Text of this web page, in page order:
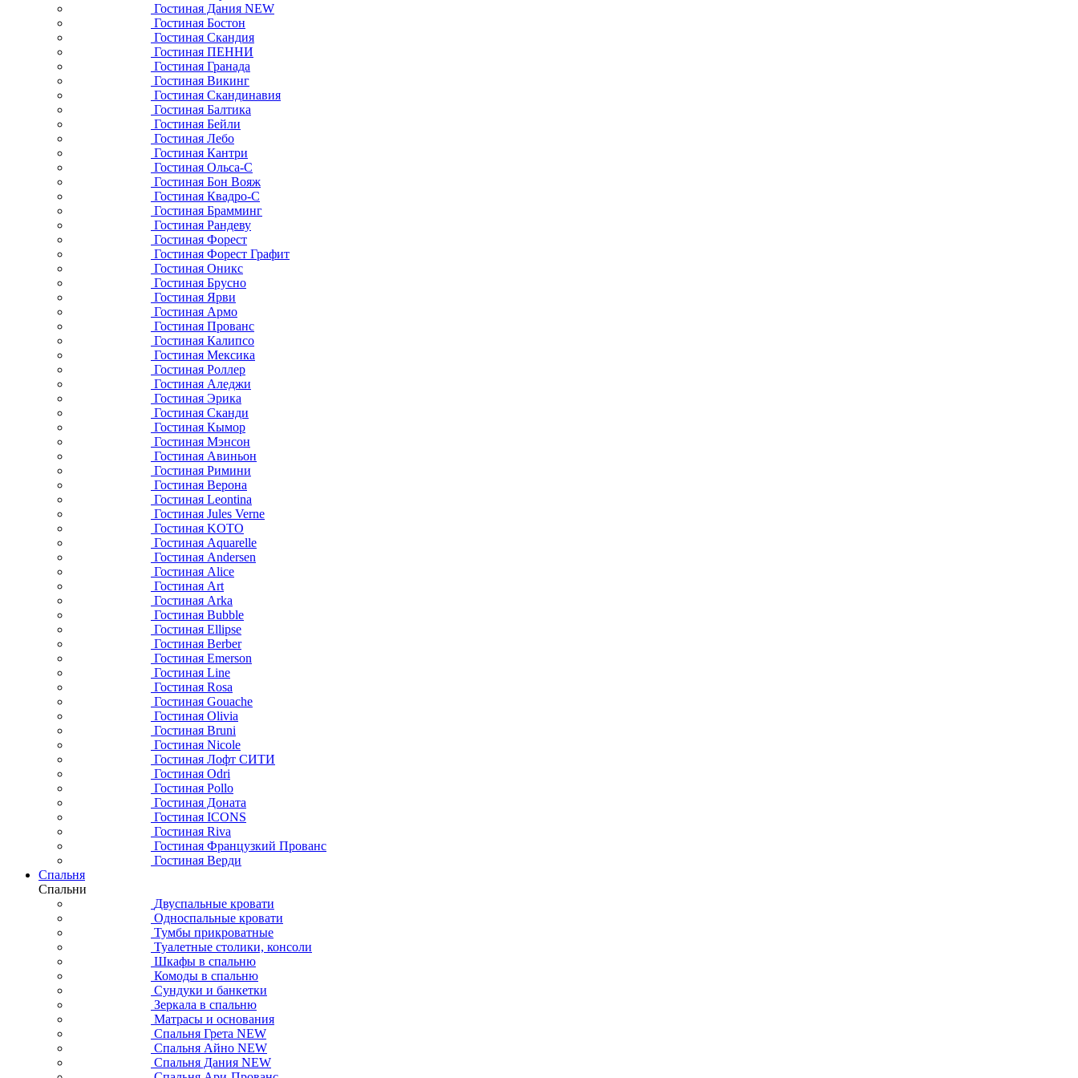
Гостиная Дания NEW
Гостиная Бостон
Гостиная Скандия
Гостиная ПЕННИ
Гостиная Гранада
Гостиная Викинг
Гостиная Скандинавия
Гостиная Балтика
Гостиная Бейли
Гостиная Лебо
Гостиная Кантри
Гостиная Ольса-С
Гостиная Бон Вояж
Гостиная Квадро-С
Гостиная Брамминг
Гостиная Рандеву
Гостиная Форест
Гостиная Форест Графит
Гостиная Оникс
Гостиная Брусно
Гостиная Ярви
Гостиная Армо
Гостиная Прованс
Гостиная Калипсо
Гостиная Мексика
Гостиная Роллер
Гостиная Аледжи
Гостиная Эрика
Гостиная Сканди
Гостиная Кымор
Гостиная Мэнсон
Гостиная Авиньон
Гостиная Римини
Гостиная Верона
Гостиная Leontina
Гостиная Jules Verne
Гостиная KOTO
Гостиная Aquarelle
Гостиная Andersen
Гостиная Alice
Гостиная Art
Гостиная Arka
Гостиная Bubble
Гостиная Ellipse
Гостиная Berber
Гостиная Emerson
Гостиная Line
Гостиная Rosa
Гостиная Gouache
Гостиная Olivia
Гостиная Bruni
Гостиная Nicole
Гостиная Лофт СИТИ
Гостиная Odri
Гостиная Pollo
Гостиная Доната
Гостиная ICONS
Гостиная Riva
Гостиная Французкий Прованс
Гостиная Верди
Спальня
Спальни
Двуспальные кровати
Односпальные кровати
Тумбы прикроватные
Туалетные столики, консоли
Шкафы в спальню
Комоды в спальню
Сундуки и банкетки
Зеркала в спальню
Матрасы и основания
Спальня Грета NEW
Спальня Айно NEW
Спальня Дания NEW